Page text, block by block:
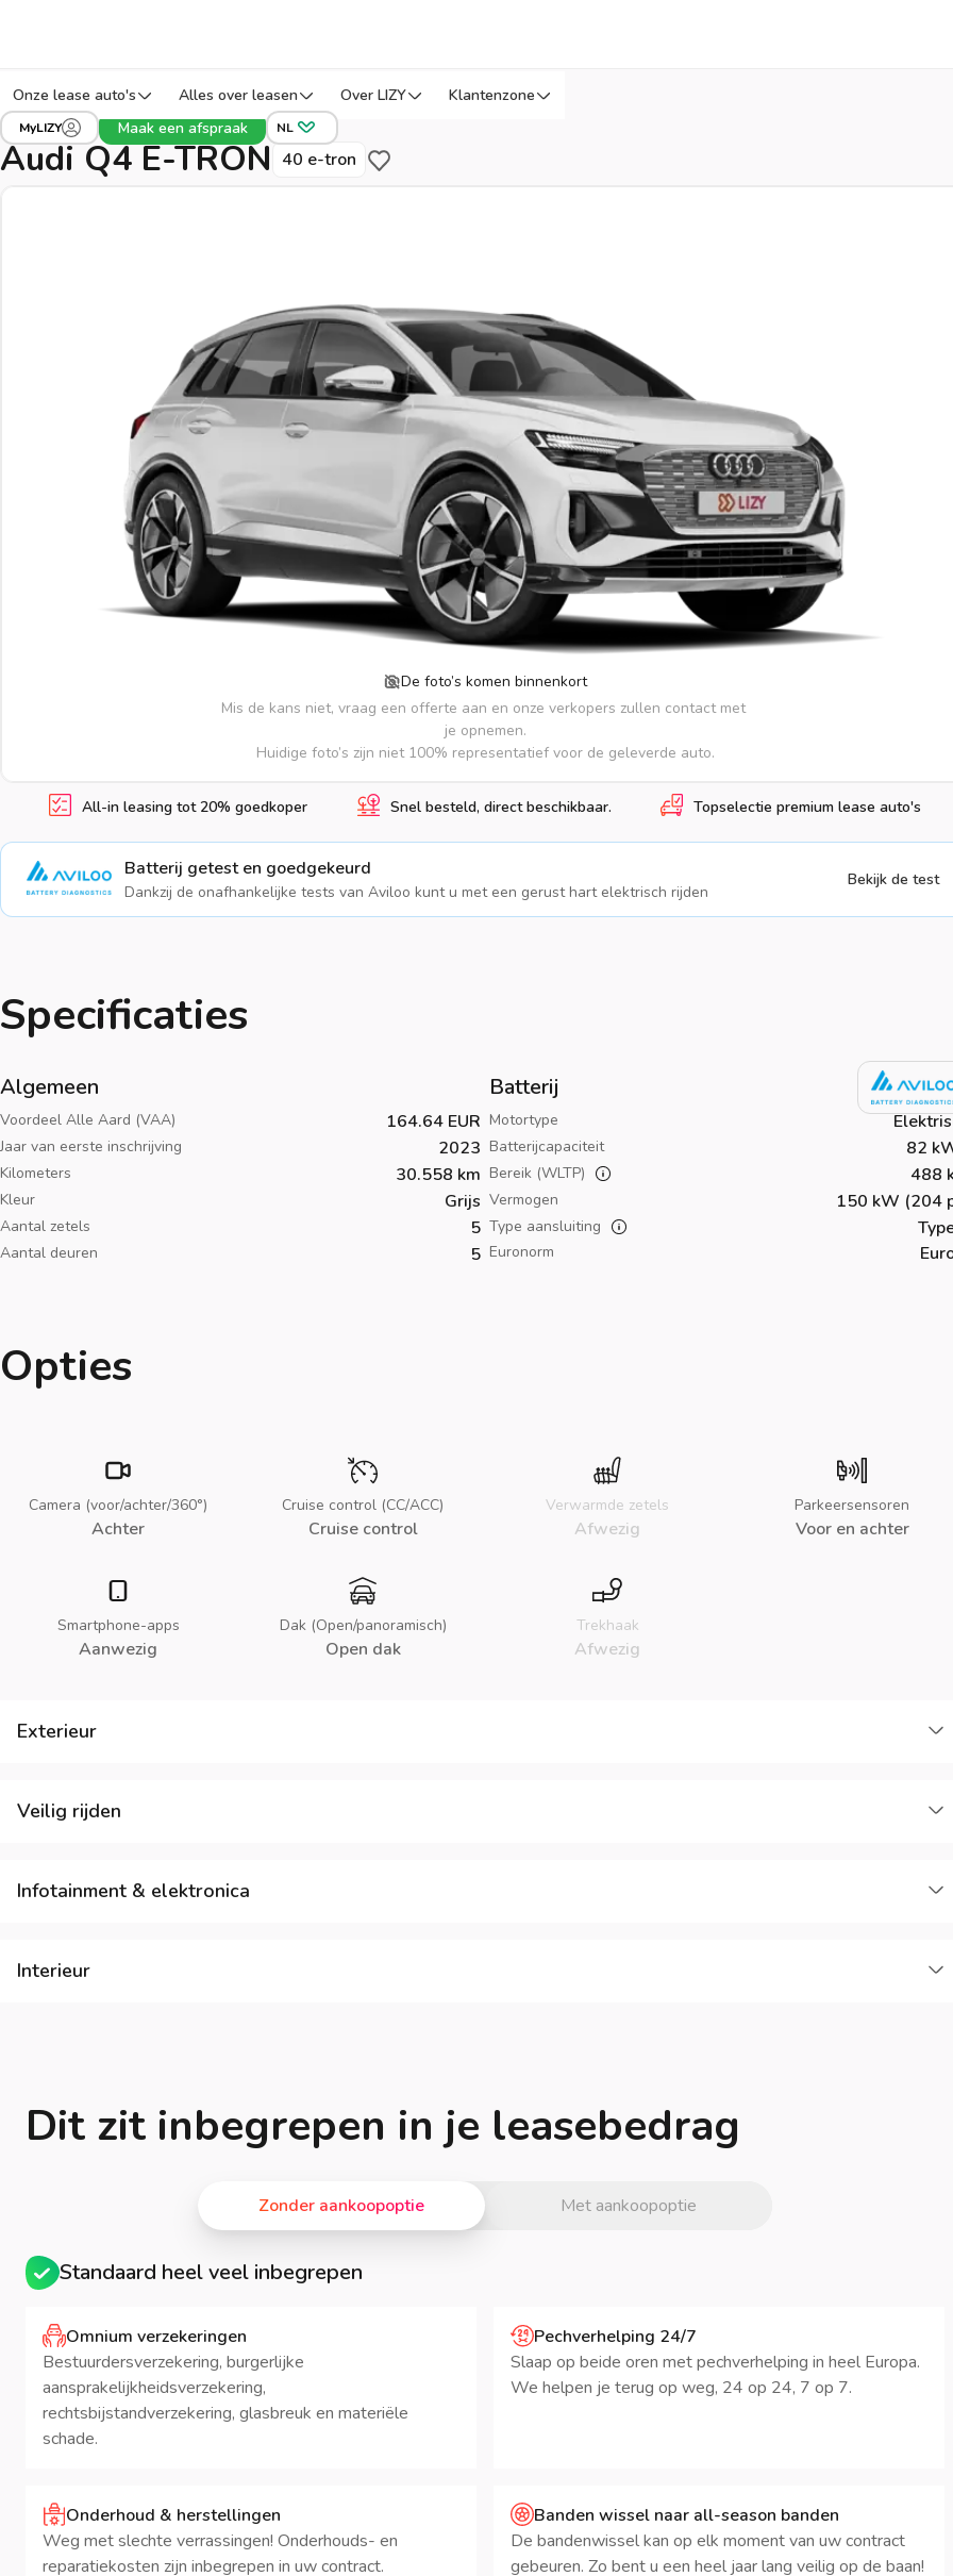
Onze lease auto's Alles over leasen Over LIZY Klantenzone
MyLIZY Maak een afspraak NL
Alle voertuigen Q4 E-TRON
Audi Q4 E-TRON 40 e-tron Bewaar voor later
De foto’s komen binnenkort
Mis de kans niet, vraag een offerte aan en onze verkopers zullen contact met
je opnemen.
Huidige foto’s zijn niet 100% representatief voor de geleverde auto.
Batterij getest en goedgekeurd
Dankzij de onafhankelijke tests van Aviloo kunt u met een gerust hart elektrisch rijden
Bekijk de test
All-in leasing tot 20% goedkoper Snel besteld, direct beschikbaar. Topselectie premium lease auto's
Specificaties
Algemeen
Voordeel Alle Aard (VAA) 164.64 EUR
Jaar van eerste inschrijving 2023
Kilometers 30.558 km
Kleur Grijs
Aantal zetels 5
Aantal deuren 5
Batterij
Motortype
Batterijcapaciteit 82
Bereik (WLTP) 488
Vermogen 150 kW (204
Type aansluiting
Euronorm
Opties
Camera (voor/achter/360°)
Achter
Cruise control (CC/ACC)
Cruise control
Verwarmde zetels
Afwezig
Parkeersensoren
Voor en achter
Smartphone-apps
Aanwezig
Dak (Open/panoramisch)
Open dak
Trekhaak
Afwezig
Exterieur
Veilig rijden
Infotainment & elektronica
Interieur
Dit zit inbegrepen in je leasebedrag
Met aankoopoptie
Zonder aankoopoptie
Standaard heel veel inbegrepen
Omnium verzekeringen
Bestuurdersverzekering, burgerlijke
aansprakelijkheidsverzekering,
rechtsbijstandverzekering, glasbreuk en materiële
schade.
Pechverhelping 24/7
Slaap op beide oren met pechverhelping in heel Europa.
We helpen je terug op weg, 24 op 24, 7 op 7.
Onderhoud & herstellingen
Weg met slechte verrassingen! Onderhouds- en
reparatiekosten zijn inbegrepen in uw contract.
Banden wissel naar all-season banden
De bandenwissel kan op elk moment van uw contract
gebeuren. Zo bent u een heel jaar lang veilig op de baan!